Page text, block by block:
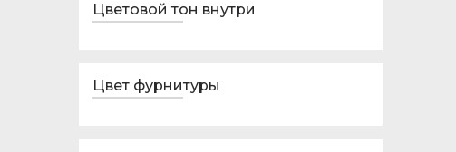
Цветовой тон внутри
Цвет фурнитуры